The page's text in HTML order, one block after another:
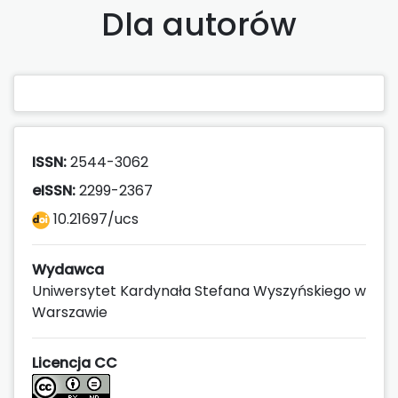
Dla autorów
ISSN:2544-3062
eISSN:2299-2367
10.21697/ucs
Wydawca
Uniwersytet Kardynała Stefana Wyszyńskiego w
Warszawie
Licencja CC